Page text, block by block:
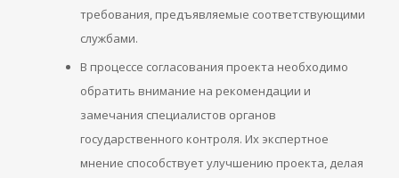
требования, предъявляемые соответствующими
службами.
В процессе согласования проекта необходимо
обратить внимание на рекомендации и
замечания специалистов органов
государственного контроля. Их экспертное
мнение способствует улучшению проекта, делая